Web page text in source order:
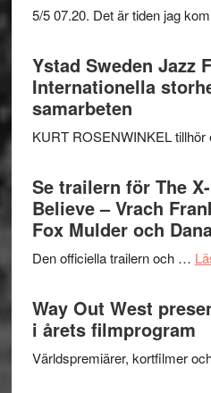
5/5 07.20. Det är tiden jag
Ystad Sweden Jazz
Internationella
samarbeten
KURT ROSENWINKEL
Se trailern för The
Believe – Vrach
Fox Mulder och
Den officiella trailern och …
Way Out West
i årets filmprogram
Världspremiärer, kortfilmer